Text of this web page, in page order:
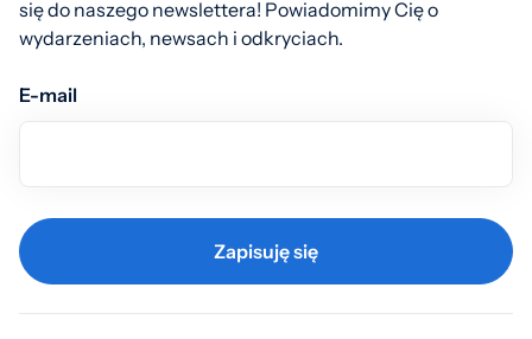
się do naszego newslettera! Powiadomimy Cię o
wydarzeniach, newsach i odkryciach.
E-mail
Zapisuję się